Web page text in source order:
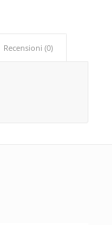
Recensioni (0)